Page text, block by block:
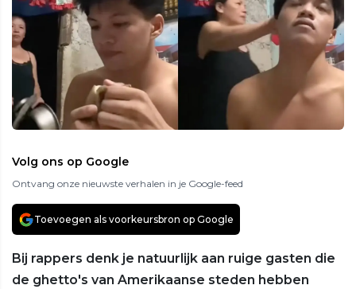
Volg ons op Google
Ontvang onze nieuwste verhalen in je Google-feed
Toevoegen als voorkeursbron op Google
Bij rappers denk je natuurlijk aan ruige gasten die
de ghetto's van Amerikaanse steden hebben